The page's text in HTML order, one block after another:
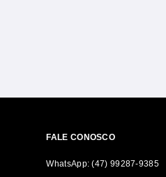
FALE CONOSCO
WhatsApp: (47) 99287-9385